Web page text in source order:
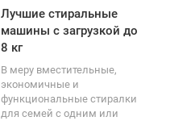
Лучшие стиральные
машины с загрузкой до
8 кг
В меру вместительные,
экономичные и
функциональные стиралки
для семей с одним или